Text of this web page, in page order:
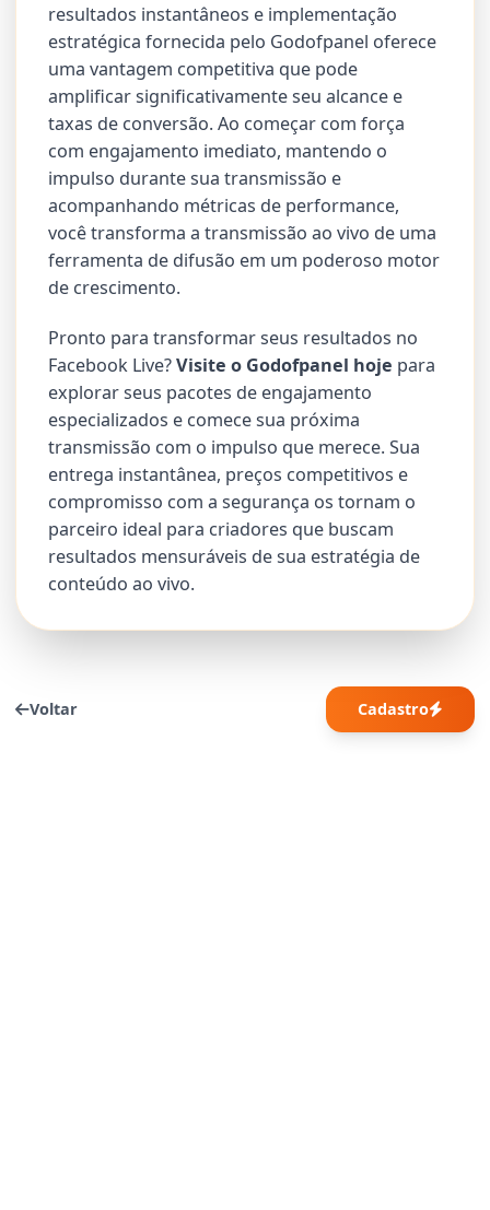
resultados instantâneos e implementação
estratégica fornecida pelo Godofpanel oferece
uma vantagem competitiva que pode
amplificar significativamente seu alcance e
taxas de conversão. Ao começar com força
com engajamento imediato, mantendo o
impulso durante sua transmissão e
acompanhando métricas de performance,
você transforma a transmissão ao vivo de uma
ferramenta de difusão em um poderoso motor
de crescimento.
Pronto para transformar seus resultados no
Facebook Live?Visite o Godofpanel hoje para
explorar seus pacotes de engajamento
especializados e comece sua próxima
transmissão com o impulso que merece. Sua
entrega instantânea, preços competitivos e
compromisso com a segurança os tornam o
parceiro ideal para criadores que buscam
resultados mensuráveis de sua estratégia de
conteúdo ao vivo.
Voltar Cadastro